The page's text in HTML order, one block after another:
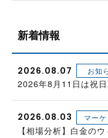
新着情報
2026.08.07 お知
2026年8月11日は祝日
2026.08.03 マーケ
【相場分析】白金の